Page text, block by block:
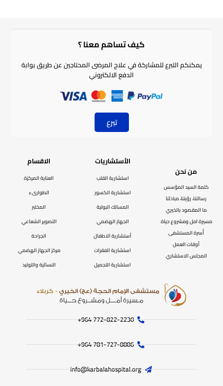
772-822-2230‏ 964+
781-727-8886 964+
info@karbalahospital.org
الاقسام
العناية المركزة
الطوارىء
المختبر
التصوير الشعاعي
الجراحة
مركز الجهاز الهضمي
النسائية والتوليد
الأستشاريات
استشارية القلب
استشارية الكسور
المسالك البولية
الجهاز الهضمي
أستشارية الاطفال
استشارية الفقرات
استشارية التجميل
من نحن
كلمة السيد المؤسس
رسالتنا، رؤيتنا، مبادئنا
ما المقصود بالخيري
مسيرة امل ومشروع حياة
أُسرة المستشفى
أوقات العمل
المجلس الاستشاري
كيف تساهم معنا ؟​
يمكنكم التبرع للمشاركة في علاج المرضى المحتاجين عن طريق بوابة
الدفع الالكتروني
تبرع